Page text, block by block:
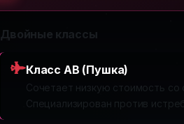
Двойные классы
Класс AB (Пушка)
Сочетает низкую стоимость со
Специализирован против